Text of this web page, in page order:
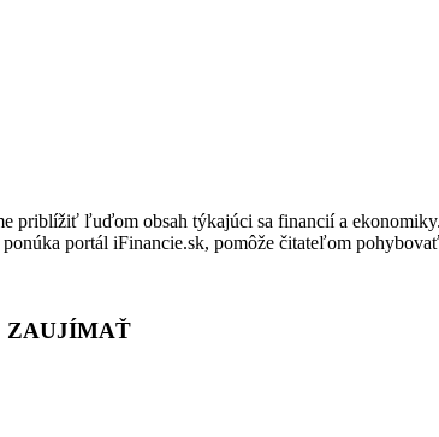
priblížiť ľuďom obsah týkajúci sa financií a
portál iFinancie.sk, pomôže čitateľom
ZAUJÍMAŤ